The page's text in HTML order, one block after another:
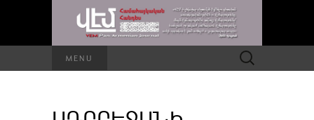
MENU Որոնել՝